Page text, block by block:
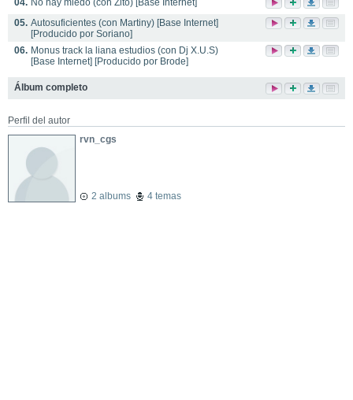
04. No hay miedo (con Zito) [Base Internet]
05. Autosuficientes (con Martiny) [Base Internet]
[Producido por Soriano]
06. Monus track la liana estudios (con Dj X.U.S)
[Base Internet] [Producido por Brode]
Álbum completo
Perfil del autor
rvn_cgs
2 albums 4 temas